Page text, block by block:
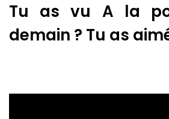
Tu as vu A la
demain ? Tu as